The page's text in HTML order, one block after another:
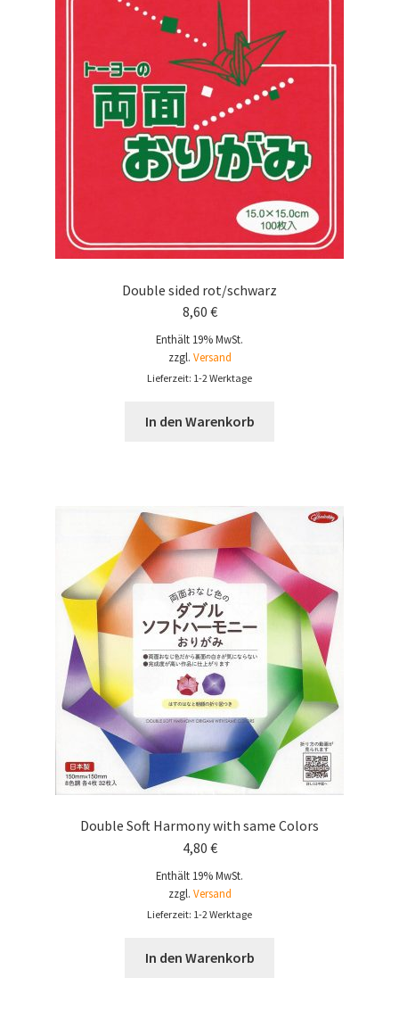
Double sided rot/schwarz
8,60 €
Enthält 19% MwSt.
zzgl. Versand
Lieferzeit: 1-2 Werktage
In den Warenkorb
Double Soft Harmony with same Colors
4,80 €
Enthält 19% MwSt.
zzgl. Versand
Lieferzeit: 1-2 Werktage
In den Warenkorb